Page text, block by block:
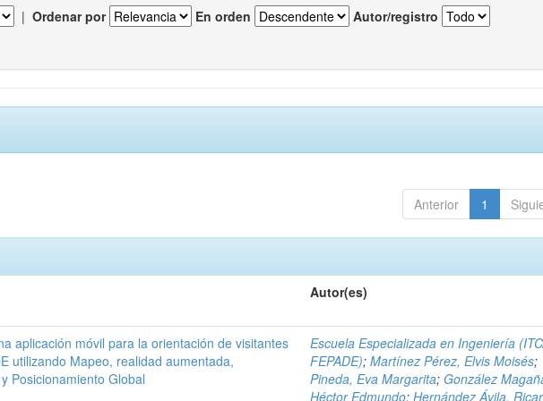
| Ordenar por En orden Autor/registro
Anterior 1
Autor(es)
aplicación móvil para la orientación de visitantes
utilizando Mapeo, realidad aumentada,
Posicionamiento Global
Escuela Especializada en Ingeniería
FEPADE);Martínez Pérez, Elvis Moisés;
Pineda, Eva Margarita; González
Héctor Edmundo;Hernández Ávila,